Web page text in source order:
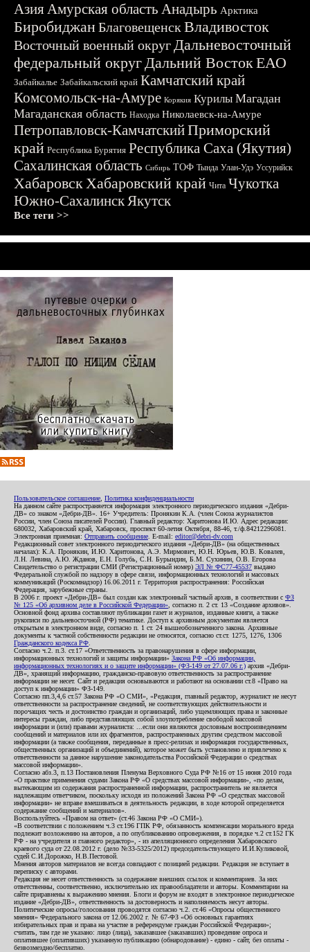
АзияАмурская область Анадырь Арктика
БиробиджанБлаговещенскВладивосток
Восточный военный округДальневосточный
федеральный округДальний ВостокЕАО
Забайкалье Забайкальский край Камчатский край
Комсомольск-на-Амуре Корякия Курилы Магадан
Магаданская область Находка Николаевск-на-Амуре
Петропавловск-КамчатскийПриморский
край Республика Бурятия Республика Саха (Якутия)
Сахалинская область Сибирь ТОФ Тында Улан-Удэ Уссурийск
ХабаровскХабаровский край Чита Чукотка
Южно-СахалинскЯкутск
Все теги >>
Пользовательское соглашение Политика конфиденциальности
На данном сайте распространяется информация электронного периодического издания «Дебри-
ДВ» со знаком «Дебри-ДВ». 16+ Учредитель: Пронякин К.А. (член Союза журналистов
России, член Союза писателей России). Главный редактор: Харитонова И.Ю. Адрес редакции:
680032, Хабаровский край, Хабаровск, проспект 60-летия Октября, 88-46, т./ф.84212296081.
Электронная приемная: Отправить сообщение . E-mail: editor@debri-dv.com
Редакционный совет электронного периодического издания «Дебри-ДВ» (на общественных
началах): К.А. Пронякин, И.Ю. Харитонова, А.Э. Мирмович, Ю.Н. Юрьев, Ю.В. Ковалев,
Л.Н. Левина, А.Ю. Жданов, Е.Н. Голубь, С.Н. Бурындин, Б.М. Сухинин, О.В. Егорова
Свидетельство о регистрации СМИ (Регистрационный номер) ЭЛ № ФС77-45537 выдано
Федеральной службой по надзору в сфере связи, информационных технологий и массовых
коммуникаций (Роскомнадзор) 16.06.2011 г. Территория распространения: Российская
Федерация, зарубежные страны.
В 2006 г. проект «Дебри-ДВ» был создан как электронный частный архив, в соответствии с ФЗ
№ 125 «Об архивном деле в Российской Федерации» , согласно п. 2 ст. 13 «Создание архивов».
Основной фонд архива составляют публикации газет и журналов, изданные книги, а также
рукописи по дальневосточной (РФ) тематике. Доступ к архивным документам является
открытым в электронном виде, согласно п. 1 ст. 24 вышеобозначенного закона. Архивные
документы к частной собственности редакции не относятся, согласно ст.ст. 1275, 1276, 1306
Гражданского кодекса РФ
Согласно ч.2. п.3. ст.17 «Ответственность за правонарушения в сфере информации,
информационных технологий и защиты информации» Закона РФ «Об информации,
информационных технологиях и о защите информации» (ФЗ-149 от 27.07.06 г.) архив «Дебри-
ДВ», хранящий информацию, гражданско-правовую ответственность за распространение
информации не несет. Сайт и редакция основываются и работают на основании ст.8 «Право на
доступ к информации» ФЗ-149.
Согласно пп.3,4,6 ст.57 Закона РФ «О СМИ», «Редакция, главный редактор, журналист не несут
ответственности за распространение сведений, не соответствующих действительности и
порочащих честь и достоинство граждан и организаций, либо ущемляющих права и законные
интересы граждан, либо представляющих собой злоупотребление свободой массовой
информации и (или) правами журналиста: ...если они являются дословным воспроизведением
сообщений и материалов или их фрагментов, распространенных другим средством массовой
информации (а также сообщения, переданные в пресс-релизах и информация государственных,
общественных организаций и объединений), которое может быть установлено и привлечено к
ответственности за данное нарушение законодательства Российской Федерации о средствах
массовой информации».
Согласно абз.3, п.13 Постановления Пленума Верховного Суда РФ №16 от 15 июня 2010 года
«О практике применения судами Закона РФ «О средствах массовой информации», «по делам,
вытекающим из содержания распространенной информации, распространитель не является
надлежащим ответчиком, поскольку исходя из положений Закона РФ «О средствах массовой
информации» не вправе вмешиваться в деятельность редакции, в ходе которой определяется
содержание сообщений и материалов».
Воспользуйтесь «Правом на ответ» (ст.46 Закона РФ «О СМИ»).
«В соответствии с положением ч.3 ст.196 ГПК РФ, обязанность компенсации морального вреда
подлежит возложению на авторов, а по опубликованию опровержения, в порядке ч.2 ст.152 ГК
РФ - на учредителя и главного редактор», - из апелляционного определения Хабаровского
краевого суда от 22.08.2012 г. (дело №33-5325/2012) председательствующего И.И.Куликовой,
судей С.И.Дорожко, Н.В.Пестовой.
Мнения авторов материалов не всегда совпадают с позицией редакции. Редакция не вступает в
переписку с авторами.
Редакция не несет ответственность за содержание внешних ссылок и комментариев. За них
ответственны, соответственно, исключительно их правообладатели и авторы. Комментарии на
сайте приравнены к выражению мнения. Блоги и форум не входят в электронное периодическое
издание «Дебри-ДВ», ответственность за достоверность и наполняемость несут авторы.
Политические опросы/голосования проводятся согласно ч.2. ст.46 «Опросы общественного
мнения» Федерального закона от 12.06.2002 г. № 67-ФЗ «Об основных гарантиях
избирательных прав и права на участие в референдуме граждан Российской Федерации»;
считать, там где не указано: лицо (лица), заказавшее (заказавших) проведение опроса и
оплатившее (оплативших) указанную публикацию (обнародование) - едино - сайт, без оплаты -
безвозмездно/бесплатно.